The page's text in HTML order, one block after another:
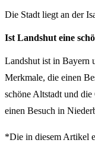
Die Stadt liegt an der
Ist Landshut eine
Landshut ist in Bayern
Merkmale, die einen
schöne Altstadt und
einen Besuch in
*Die in diesem Artikel